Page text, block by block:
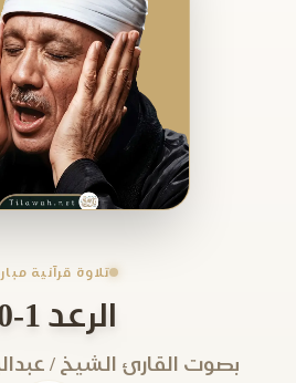
تلاوة قرآنية
الرعد 1-10
بصوت القارئ الشيخ /